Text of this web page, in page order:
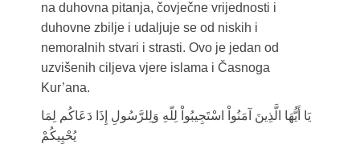
na duhovna pitanja, čovječne vrijednosti i
duhovne zbilje i udaljuje se od niskih i
nemoralnih stvari i strasti. Ovo je jedan od
uzvišenih ciljeva vjere islama i Časnoga
Kur’ana.
يَا أَيُّهَا الَّذِينَ آمَنُواْ اسْتَجِيبُواْ لِلّهِ وَلِلرَّسُولِ إِذَا دَعَاكُم لِمَا
يُحْيِيكُمْ